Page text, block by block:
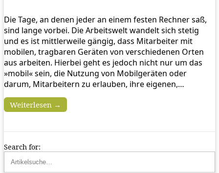
Die Tage, an denen jeder an einem festen Rechner saß,
sind lange vorbei. Die Arbeitswelt wandelt sich stetig
und es ist mittlerweile gängig, dass Mitarbeiter mit
mobilen, tragbaren Geräten von verschiedenen Orten
aus arbeiten. Hierbei geht es jedoch nicht nur um das
»mobil« sein, die Nutzung von Mobilgeräten oder
darum, Mitarbeitern zu erlauben, ihre eigenen,…
Weiterlesen →
Search for: